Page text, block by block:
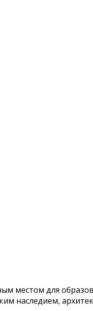
местом для
наследием,